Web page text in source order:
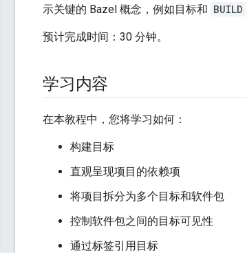
示关键的 Bazel 概念，例如目标和 BUILD
预计完成时间：30 分钟。
学习内容
在本教程中，您将学习如何：
构建目标
直观呈现项目的依赖项
将项目拆分为多个目标和软件包
控制软件包之间的目标可见性
通过标签引用目标